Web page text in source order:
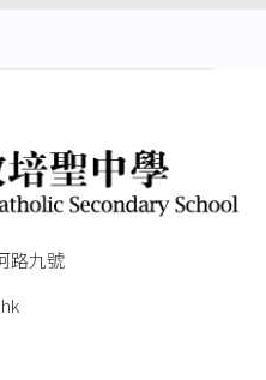
路九號